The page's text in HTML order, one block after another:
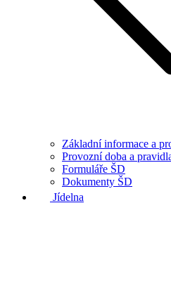
Základní informace a
Provozní doba a
Formuláře ŠD
Dokumenty ŠD
Jídelna